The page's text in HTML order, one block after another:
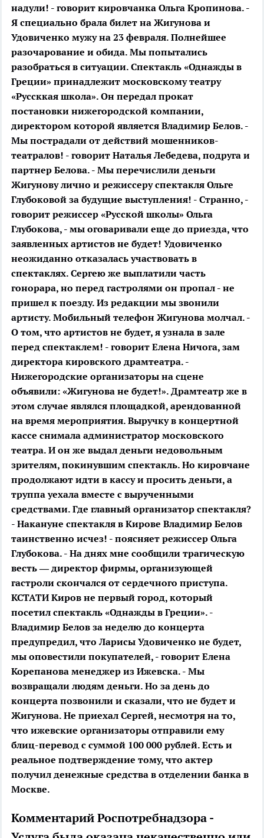
надули! - говорит кировчанка Ольга Кропинова. -
Я специально брала билет на Жигунова и
Удовиченко мужу на 23 февраля. Полнейшее
разочарование и обида. Мы попытались
разобраться в ситуации. Спектакль «Однажды в
Греции» принадлежит московскому театру
«Руссккая школа». Он передал прокат
постановки нижегородской компании,
директором которой является Владимир Белов. -
Мы пострадали от действий мошенников-
театралов! - говорит Наталья Лебедева, подруга и
партнер Белова. - Мы перечислили деньги
Жигунову лично и режиссеру спектакля Ольге
Глубоковой за будущие выступления! - Странно, -
говорит режиссер «Русской школы» Ольга
Глубокова, - мы оговаривали еще до приезда, что
заявленных артистов не будет! Удовиченко
неожиданно отказалась участвовать в
спектаклях. Сергею же выплатили часть
гонорара, но перед гастролями он пропал - не
пришел к поезду. Из редакции мы звонили
артисту. Мобильный телефон Жигунова молчал. -
О том, что артистов не будет, я узнала в зале
перед спектаклем! - говорит Елена Ничога, зам
директора кировского драмтеатра. -
Нижегородские организаторы на сцене
объявили: «Жигунова не будет!». Драмтеатр же в
этом случае являлся площадкой, арендованной
на время мероприятия. Выручку в концертной
кассе снимала администратор московского
театра. И он же выдал деньги недовольным
зрителям, покинувшим спектакль. Но кировчане
продолжают идти в кассу и просить деньги, а
труппа уехала вместе с вырученными
средствами. Где главный организатор спектакля?
- Накануне спектакля в Кирове Владимир Белов
таинственно исчез! - поясняет режиссер Ольга
Глубокова. - На днях мне сообщили трагическую
весть — директор фирмы, организующей
гастроли скончался от сердечного приступа.
КСТАТИКиров не первый город, который
посетил спектакль «Однажды в Греции». -
Владимир Белов за неделю до концерта
предупредил, что Ларисы Удовиченко не будет,
мы оповестили покупателей, - говорит Елена
Корепанова менеджер из Ижевска. - Мы
возвращали людям деньги. Но за день до
концерта позвонили и сказали, что не будет и
Жигунова. Не приехал Сергей, несмотря на то,
что ижевские организаторы отправили ему
блиц-перевод с суммой 100 000 рублей. Есть и
реальное подтверждение тому, что актер
получил денежные средства в отделении банка в
Москве.
Комментарий Роспотребнадзора -